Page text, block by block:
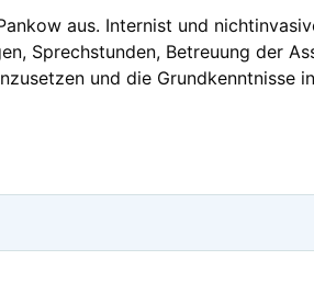
aus. Internist und
Sprechstunden, Betreuung der
und die Grundkenntnisse